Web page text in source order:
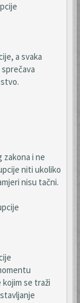
a svaka
zakona i ne
niti ukoliko
nisu tačni.
se traži